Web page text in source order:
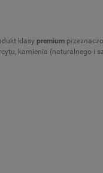
klasy premium
kamienia (naturalnego i